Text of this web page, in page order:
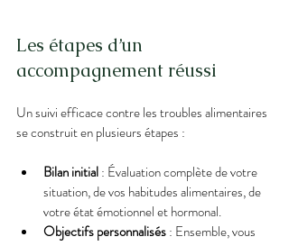
Les étapes d’un
accompagnement réussi
Un suivi efficace contre les troubles alimentaires
se construit en plusieurs étapes :
Bilan initial : Évaluation complète de votre
situation, de vos habitudes alimentaires, de
votre état émotionnel et hormonal.
Objectifs personnalisés : Ensemble, vous